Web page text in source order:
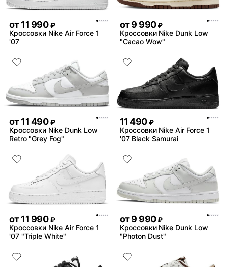
от11 990 ₽
Кроссовки Nike Air Force 1
'07
от9 990 ₽
Кроссовки Nike Dunk Low
"Cacao Wow"
от11 490 ₽
Кроссовки Nike Dunk Low
Retro "Grey Fog"
11 490 ₽
Кроссовки Nike Air Force 1
'07 Black Samurai
от11 990 ₽
Кроссовки Nike Air Force 1
'07 "Triple White"
от9 990 ₽
Кроссовки Nike Dunk Low
"Photon Dust"